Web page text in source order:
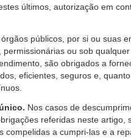
últimos, autorização em
públicos, por si ou suas
permissionárias ou sob
são obrigados a
eficientes, seguros e,
Nos casos de
referidas neste artigo,
compelidas a cumpri-las e a